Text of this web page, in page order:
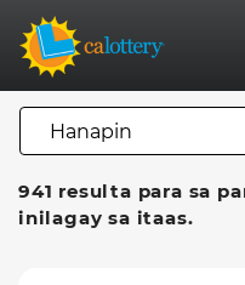
941 resulta para sa
inilagay sa itaas.